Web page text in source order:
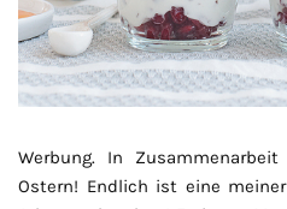
Werbung. In
Ostern! Endlich ist eine